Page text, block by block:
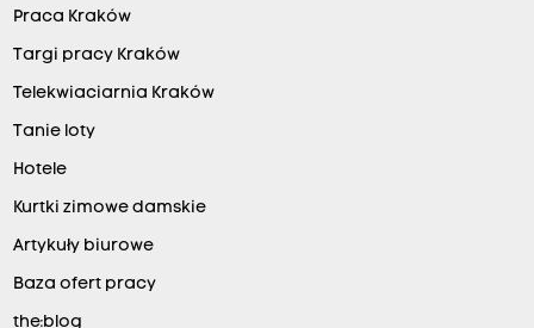
Praca Kraków
Targi pracy Kraków
Telekwiaciarnia Kraków
Tanie loty
Hotele
Kurtki zimowe damskie
Artykuły biurowe
Baza ofert pracy
the:blog